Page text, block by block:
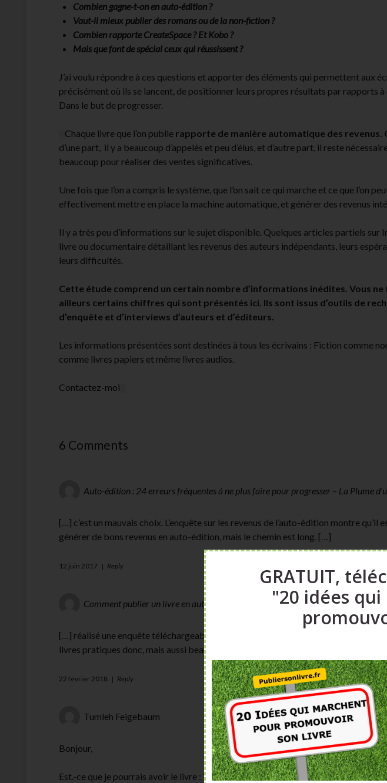
Combien gagne-t-on en auto-édition ?
Vaut-il mieux publier des romans ou de la non-fiction ?
Combien rapporte CreateSpace ? Et Kobo ?
Mais que font de spécial ceux qui réussissent ?
J’ai voulu répondre à ces questions et apporter des éléments qui permettent aux
précisément où ils se lancent, de positionner leurs propres résultats par rapports à
Dans le but de progresser.
Chaque livre que l’on publie rapporte de manière automatique des revenus.
d’une part, il y a beaucoup d’appelés et peu d’élus, et d’autre part, il reste
beaucoup pour réaliser des ventes significatives.
Une fois que l’on a compris le système, que l’on sait ce qui marche et ce que l’on
effectivement mettre en place la machine automatique, et générer des revenus
Il y a très peu d’informations sur le sujet disponible. Quelques articles partiels sur
livre ou documentaire détaillant les revenus des auteurs indépendants, leurs
leurs difficultés.
Cette étude comprend un certain nombre d’informations inédites. Vous
ailleurs certains chiffres qui sont présentés ici. Ils sont issus d’outils de
d’enquête et d’interviews d’auteurs et d’éditeurs.
Les informations présentées sont destinées à tous les écrivains : Fiction comme
comme livres papiers et même livres audios.
Contactez-moi
6 Comments
Auto-édition : 24 erreurs fréquentes à ne plus faire pour progresser – La Plume
[…] c’est un mauvais choix. L’enquête sur les revenus de l’auto-édition montre qu’il
générer de bons revenus en auto-édition, mais le chemin est long. […]
12 juin 2017 Reply
Comment publier un livre en auto-édition et gagner de l'argent
[…] réalisé une enquête téléchargeable sur les revenus des auteurs en auto-édition
livres pratiques donc, mais aussi beaucoup de romans). À partir de sondages, et […]
22 février 2018 Reply
Tumleh Feigebaum
Bonjour,
Est.-ce que je pourrais avoir le livre : “Combien gagne-t-on vraiment en auto-
GRATUIT,
"20 idées